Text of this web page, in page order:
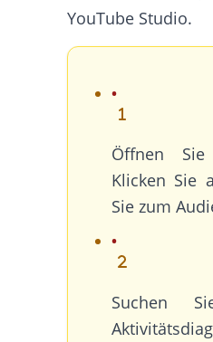
YouTube Studio.
Öffnen
Klicken Sie
Sie zum
Suchen